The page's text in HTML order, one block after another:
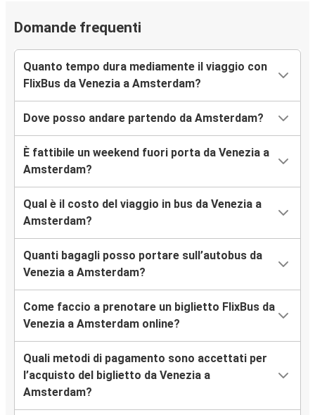
Domande frequenti
Quanto tempo dura mediamente il viaggio con
FlixBus da Venezia a Amsterdam?
Dove posso andare partendo da Amsterdam?
È fattibile un weekend fuori porta da Venezia a
Amsterdam?
Qual è il costo del viaggio in bus da Venezia a
Amsterdam?
Quanti bagagli posso portare sull’autobus da
Venezia a Amsterdam?
Come faccio a prenotare un biglietto FlixBus da
Venezia a Amsterdam online?
Quali metodi di pagamento sono accettati per
l’acquisto del biglietto da Venezia a
Amsterdam?